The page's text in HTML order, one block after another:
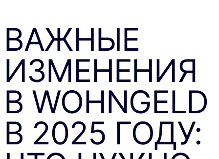
ВАЖНЫЕ
ИЗМЕНЕНИЯ
В WOHNGELD
В 2025 ГОДУ: